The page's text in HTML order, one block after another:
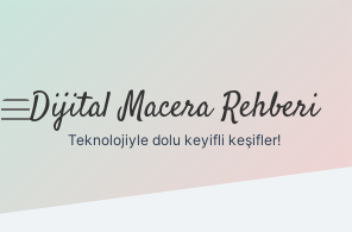
menüyü
Dijital Macera Rehberi
Teknolojiyle dolu keyifli keşifler!